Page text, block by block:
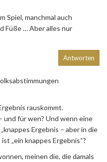
Spiel, manchmal auch
Füße … Aber alles nur
rauskommt.
und für wen? Und wenn eine
Ergebnis – aber in die
„ein knappes Ergebnis“?
meinen die, die damals
Antworten